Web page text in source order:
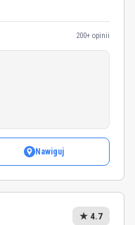
200+ opinii
Nawiguj
★ 4.7